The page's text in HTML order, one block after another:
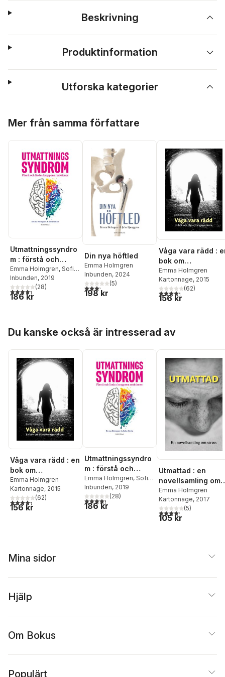
Beskrivning
Produktinformation
Utforska kategorier
Mer från samma författare
Utmattningssyndro
m : förstå och
lindra kroppens
reaktioner
Emma Holmgren, Sofia
Göthe
Inbunden, 2019
4,3utav 5 stjärnor. Totalt antal röster:
(28)
186 kr
Din nya höftled
Emma Holmgren
Inbunden, 2024
3,2utav 5 stjärnor. Totalt antal röster:
(5)
198 kr
Våga vara rädd :
bok om
utmattningssyndro
m
Emma Holmgren
Kartonnage, 2015
4,3utav 5 stjärnor.
(62)
156 kr
Du kanske också är intresserad av
Våga vara rädd : en
bok om
utmattningssyndro
m
Emma Holmgren
Kartonnage, 2015
4,3utav 5 stjärnor. Totalt antal röster:
(62)
156 kr
Utmattningssyndro
m : förstå och
lindra kroppens
reaktioner
Emma Holmgren, Sofia
Göthe
Inbunden, 2019
4,3utav 5 stjärnor. Totalt antal röster:
(28)
186 kr
Utmattad : en
novellsamling om
stress
Emma Holmgren
Kartonnage, 2017
4,2utav 5 stjärnor.
(5)
105 kr
Mina sidor
Hjälp
Om Bokus
Populärt